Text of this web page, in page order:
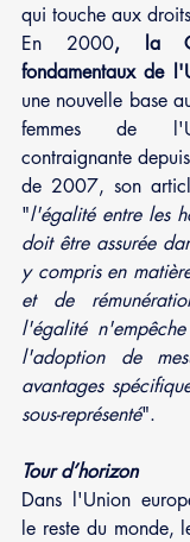
qui touche aux
En 2000, la
fondamentaux de
une nouvelle base
femmes de
contraignante
de 2007, son
"l'égalité entre les
doit être assurée
y compris en
et de
l'égalité
l'adoption de
avantages
sous-représenté".
Tour d’horizon
Dans l'Union
le reste du monde,